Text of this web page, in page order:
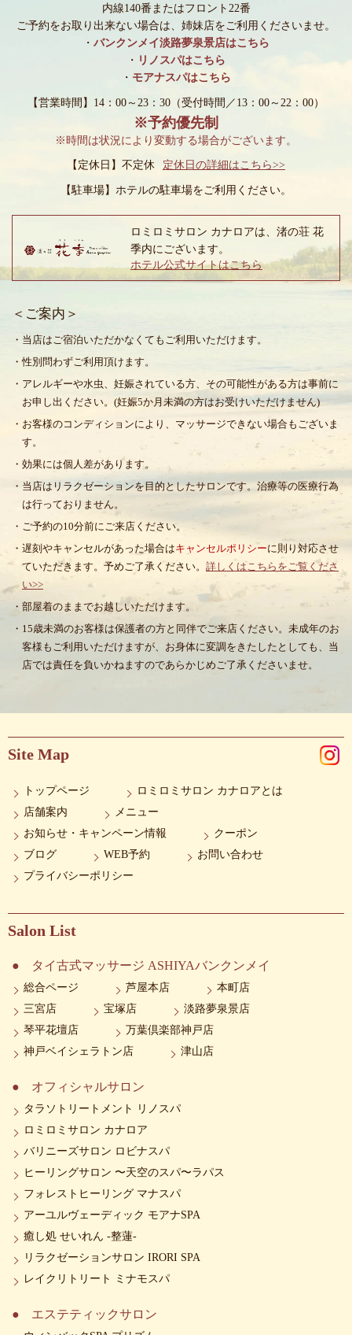
内線140番またはフロント22番
ご予約をお取り出来ない場合は、姉妹店をご利用くださいませ。
・ バンクンメイ淡路夢泉景店はこちら
・ リノスパはこちら
・ モアナスパはこちら
【営業時間】14：00～23：30 （受付時間／13：00～22：00）
※予約優先制
※時間は状況により変動する場合がございます。
【定休日】不定休 定休日の詳細はこちら>>
【駐車場】 ホテルの駐車場をご利用ください。
ロミロミサロン カナロアは、渚の荘 花
季内にございます。
ホテル公式サイトはこちら
＜ご案内＞
・当店はご宿泊いただかなくてもご利用いただけます。
・性別問わずご利用頂けます。
・アレルギーや水虫、妊娠されている方、その可能性がある方は事前に
お申し出ください。(妊娠5か月未満の方はお受けいただけません)
・お客様のコンディションにより、マッサージできない場合もございま
す。
・効果には個人差があります。
・当店はリラクゼーションを目的としたサロンです。治療等の医療行為
は行っておりません。
・ご予約の10分前にご来店ください。
・遅刻やキャンセルがあった場合はキャンセルポリシーに則り対応させ
ていただきます。予めご了承ください。 詳しくはこちらをご覧くださ
い>>
・部屋着のままでお越しいただけます。
・15歳未満のお客様は保護者の方と同伴でご来店ください。未成年のお
客様もご利用いただけますが、お身体に変調をきたしたとしても、当
店では責任を負いかねますのであらかじめご了承くださいませ。
Site Map
トップページ
ロミロミサロン カナロアとは
店舗案内
メニュー
お知らせ・キャンペーン情報
クーポン
ブログ
WEB予約
お問い合わせ
プライバシーポリシー
Salon List
タイ古式マッサージ ASHIYAバンクンメイ
総合ページ 芦屋本店
本町店
三宮店
宝塚店
淡路夢泉景店
琴平花壇店
万葉倶楽部神戸店
神戸ベイシェラトン店
津山店
オフィシャルサロン
タラソトリートメント リノスパ
ロミロミサロン カナロア
バリニーズサロン ロビナスパ
ヒーリングサロン 〜天空のスパ〜ラパス
フォレストヒーリング マナスパ
アーユルヴェーディック モアナSPA
癒し処 せいれん -整蓮-
リラクゼーションサロン IRORI SPA
レイクリトリート ミナモスパ
エステティックサロン